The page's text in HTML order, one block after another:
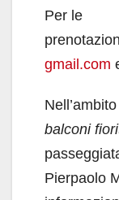
Per le
gmail.com
balconi
Pierpaolo